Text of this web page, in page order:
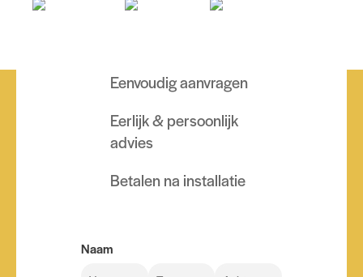
Eenvoudig aanvragen
Eerlijk & persoonlijk
advies
Betalen na installatie
Naam